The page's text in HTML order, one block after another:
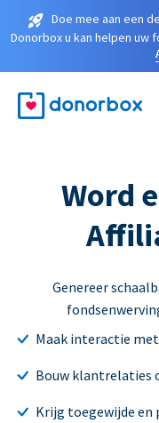
Doe mee aan een
Donorbox u kan helpen
Word
Genereer
Maak interactie
Bouw klantrelaties
Krijg toegewijde en